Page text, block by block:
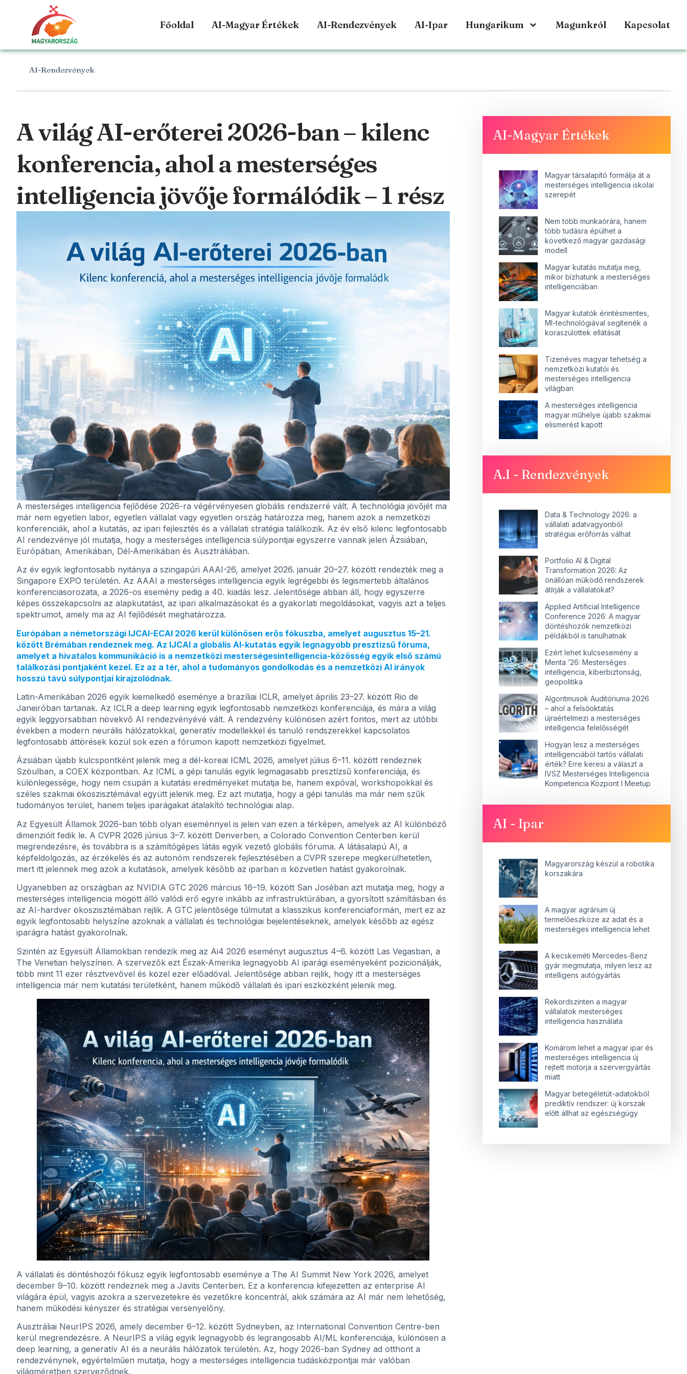
Főoldal AI-Magyar Értékek AI-Rendezvények AI-Ipar Hungarikum Magunkról Kapcsolat
AI-Rendezvények
A világ AI-erőterei 2026-ban – kilenc
konferencia, ahol a mesterséges
intelligencia jövője formálódik – 1 rész
A mesterséges intelligencia fejlődése 2026-ra végérvényesen globális rendszerré vált. A technológia jövőjét ma
már nem egyetlen labor, egyetlen vállalat vagy egyetlen ország határozza meg, hanem azok a nemzetközi
konferenciák, ahol a kutatás, az ipari fejlesztés és a vállalati stratégia találkozik. Az év első kilenc legfontosabb
AI rendezvénye jól mutatja, hogy a mesterséges intelligencia súlypontjai egyszerre vannak jelen Ázsiában,
Európában, Amerikában, Dél-Amerikában és Ausztráliában.
Az év egyik legfontosabb nyitánya a szingapúri AAAI-26, amelyet 2026. január 20–27. között rendezték meg a
Singapore EXPO területén. Az AAAI a mesterséges intelligencia egyik legrégebbi és legismertebb általános
konferenciasorozata, a 2026-os esemény pedig a 40. kiadás lesz. Jelentősége abban áll, hogy egyszerre
képes összekapcsolni az alapkutatást, az ipari alkalmazásokat és a gyakorlati megoldásokat, vagyis azt a teljes
spektrumot, amely ma az AI fejlődését meghatározza.
Európában a németországi IJCAI-ECAI 2026 kerül különösen erős fókuszba, amelyet augusztus 15–21.
között Brémában rendeznek meg. Az IJCAI a globális AI-kutatás egyik legnagyobb presztízsű fóruma,
amelyet a hivatalos kommunikáció is a nemzetközi mesterségesintelligencia-közösség egyik első számú
találkozási pontjaként kezel. Ez az a tér, ahol a tudományos gondolkodás és a nemzetközi AI irányok
hosszú távú súlypontjai kirajzolódnak.
Latin-Amerikában 2026 egyik kiemelkedő eseménye a brazíliai ICLR, amelyet április 23–27. között Rio de
Janeiróban tartanak. Az ICLR a deep learning egyik legfontosabb nemzetközi konferenciája, és mára a világ
egyik leggyorsabban növekvő AI rendezvényévé vált. A rendezvény különösen azért fontos, mert az utóbbi
években a modern neurális hálózatokkal, generatív modellekkel és tanuló rendszerekkel kapcsolatos
legfontosabb áttörések közül sok ezen a fórumon kapott nemzetközi figyelmet.
Ázsiában újabb kulcspontként jelenik meg a dél-koreai ICML 2026, amelyet július 6–11. között rendeznek
Szöulban, a COEX központban. Az ICML a gépi tanulás egyik legmagasabb presztízsű konferenciája, és
különlegessége, hogy nem csupán a kutatási eredményeket mutatja be, hanem expóval, workshopokkal és
széles szakmai ökoszisztémával együtt jelenik meg. Ez azt mutatja, hogy a gépi tanulás ma már nem szűk
tudományos terület, hanem teljes iparágakat átalakító technológiai alap.
Az Egyesült Államok 2026-ban több olyan eseménnyel is jelen van ezen a térképen, amelyek az AI különböző
dimenzióit fedik le. A CVPR 2026 június 3–7. között Denverben, a Colorado Convention Centerben kerül
megrendezésre, és továbbra is a számítógépes látás egyik vezető globális fóruma. A látásalapú AI, a
képfeldolgozás, az érzékelés és az autonóm rendszerek fejlesztésében a CVPR szerepe megkerülhetetlen,
mert itt jelennek meg azok a kutatások, amelyek később az iparban is közvetlen hatást gyakorolnak.
Ugyanebben az országban az NVIDIA GTC 2026 március 16–19. között San Joséban azt mutatja meg, hogy a
mesterséges intelligencia mögött álló valódi erő egyre inkább az infrastruktúrában, a gyorsított számításban és
az AI-hardver ökoszisztémában rejlik. A GTC jelentősége túlmutat a klasszikus konferenciaformán, mert ez az
egyik legfontosabb helyszíne azoknak a vállalati és technológiai bejelentéseknek, amelyek később az egész
iparágra hatást gyakorolnak.
Szintén az Egyesült Államokban rendezik meg az Ai4 2026 eseményt augusztus 4–6. között Las Vegasban, a
The Venetian helyszínen. A szervezők ezt Észak-Amerika legnagyobb AI iparági eseményeként pozicionálják,
több mint 11 ezer résztvevővel és közel ezer előadóval. Jelentősége abban rejlik, hogy itt a mesterséges
intelligencia már nem kutatási területként, hanem működő vállalati és ipari eszközként jelenik meg.
A vállalati és döntéshozói fókusz egyik legfontosabb eseménye a The AI Summit New York 2026, amelyet
december 9–10. között rendeznek meg a Javits Centerben. Ez a konferencia kifejezetten az enterprise AI
világára épül, vagyis azokra a szervezetekre és vezetőkre koncentrál, akik számára az AI már nem lehetőség,
hanem működési kényszer és stratégiai versenyelőny.
Ausztráliai NeurIPS 2026, amely december 6–12. között Sydneyben, az International Convention Centre-ben
kerül megrendezésre. A NeurIPS a világ egyik legnagyobb és legrangosabb AI/ML konferenciája, különösen a
deep learning, a generatív AI és a neurális hálózatok területén. Az, hogy 2026-ban Sydney ad otthont a
rendezvénynek, egyértelműen mutatja, hogy a mesterséges intelligencia tudásközpontjai már valóban
világméretben szerveződnek.
AI-Magyar Értékek
Magyar társalapító formálja át a
mesterséges intelligencia iskolai
szerepét
Nem több munkaórára, hanem
több tudásra épülhet a
következő magyar gazdasági
modell
Magyar kutatás mutatja meg,
mikor bízhatunk a mesterséges
intelligenciában
Magyar kutatók érintésmentes,
MI-technológiával segítenék a
koraszülöttek ellátását
Tizenéves magyar tehetség a
nemzetközi kutatói és
mesterséges intelligencia
világban
A mesterséges intelligencia
magyar műhelye újabb szakmai
elismerést kapott
A.I - Rendezvények
Data & Technology 2026: a
vállalati adatvagyonból
stratégiai erőforrás válhat
Portfolio AI & Digital
Transformation 2026: Az
önállóan működő rendszerek
átírják a vállalatokat?
Applied Artificial Intelligence
Conference 2026: A magyar
döntéshozók nemzetközi
példákból is tanulhatnak
Ezért lehet kulcsesemény a
Menta ’26: Mesterséges
intelligencia, kiberbiztonság,
geopolitika
Algoritmusok Auditóriuma 2026
– ahol a felsőoktatás
újraértelmezi a mesterséges
intelligencia felelősségét
Hogyan lesz a mesterséges
intelligenciából tartós vállalati
érték? Erre keresi a választ a
IVSZ Mesterséges Intelligencia
Kompetencia Központ I Meetup
AI - Ipar
Magyarország készül a robotika
korszakára
A magyar agrárium új
termelőeszköze az adat és a
mesterséges intelligencia lehet
A kecskeméti Mercedes-Benz
gyár megmutatja, milyen lesz az
intelligens autógyártás
Rekordszinten a magyar
vállalatok mesterséges
intelligencia használata
Komárom lehet a magyar ipar és
mesterséges intelligencia új
rejtett motorja a szervergyártás
miatt
Magyar betegéletút-adatokból
prediktív rendszer: új korszak
előtt állhat az egészségügy